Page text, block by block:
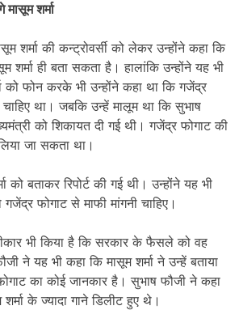
शर्मा
शर्मा की कन्ट्रोवर्सी को लेकर उन्होंने कहा कि
शर्मा ही बता सकता है। हालांकि उन्होंने यह भी
को फोन करके भी उन्होंने कहा था कि गजेंद्र
चाहिए था। जबकि उन्हें मालूम था कि सुभाष
को शिकायत दी गई थी। गजेंद्र फोगाट की
जा सकता था।
को बताकर रिपोर्ट की गई थी। उन्होंने यह भी
फोगाट से माफी मांगनी चाहिए।
भी किया है कि सरकार के फैसले को वह
ने यह भी कहा कि मासूम शर्मा ने उन्हें बताया
का कोई जानकार है। सुभाष फौजी ने कहा
के ज्यादा गाने डिलीट हुए थे।